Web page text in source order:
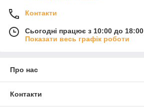
Контакти
Сьогодні працює з 10:00 до 18:00
Показати весь графік роботи
Про нас
Контакти